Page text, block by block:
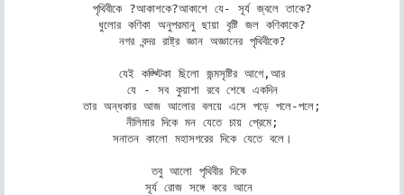
পৃথিবীকে ?আকাশকে?আকাশে যে- সূর্য জ্বলে তাকে?
ধুলোর কণিকা অনুপরমানু ছায়া বৃষ্টি জল কণিকাকে?
নগর বন্দর রাষ্ট্র জ্ঞান অজ্ঞানের পৃথিবীকে?
যেই কজ্ঝ্টিকা ছিলো জন্মসৃষ্টির আগে,আর
যে - সব কুয়াশা রবে শেষে একদিন
তার অন্ধকার আজ আলোর বলয়ে এসে পড়ে পলে-পলে;
নীলিমার দিকে মন যেতে চায় প্রেমে;
সনাতন কালো মহাসগরের দিকে যেতে বলে।
তবু আলো পৃথিবীর দিকে
সূর্য রোজ সঙ্গে করে আনে